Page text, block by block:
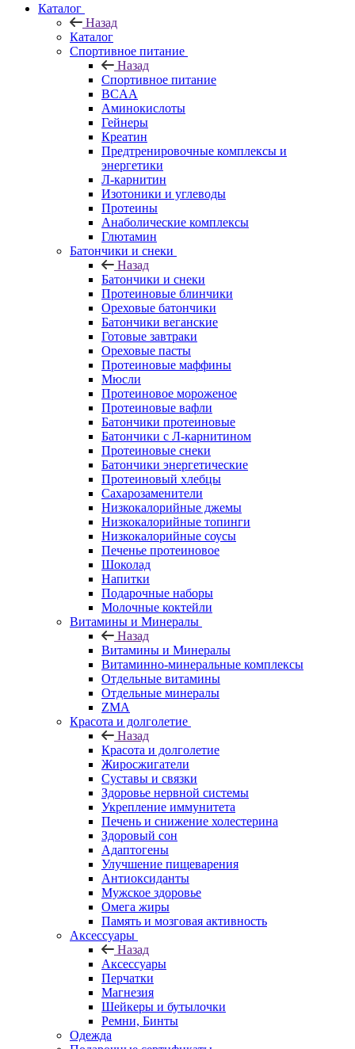
Каталог
Назад
Каталог
Спортивное питание
Назад
Спортивное питание
BCAA
Аминокислоты
Гейнеры
Креатин
Предтренировочные комплексы и
энергетики
Л-карнитин
Изотоники и углеводы
Протеины
Анаболические комплексы
Глютамин
Батончики и снеки
Назад
Батончики и снеки
Протеиновые блинчики
Ореховые батончики
Батончики веганские
Готовые завтраки
Ореховые пасты
Протеиновые маффины
Мюсли
Протеиновое мороженое
Протеиновые вафли
Батончики протеиновые
Батончики с Л-карнитином
Протеиновые снеки
Батончики энергетические
Протеиновый хлебцы
Сахарозаменители
Низкокалорийные джемы
Низкокалорийные топинги
Низкокалорийные соусы
Печенье протеиновое
Шоколад
Напитки
Подарочные наборы
Молочные коктейли
Витамины и Минералы
Назад
Витамины и Минералы
Витаминно-минеральные комплексы
Отдельные витамины
Отдельные минералы
ZMA
Красота и долголетие
Назад
Красота и долголетие
Жиросжигатели
Суставы и связки
Здоровье нервной системы
Укрепление иммунитета
Печень и снижение холестерина
Здоровый сон
Адаптогены
Улучшение пищеварения
Антиоксиданты
Мужское здоровье
Омега жиры
Память и мозговая активность
Аксессуары
Назад
Аксессуары
Перчатки
Магнезия
Шейкеры и бутылочки
Ремни, Бинты
Одежда